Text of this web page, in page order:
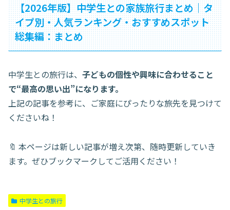
【2026年版】中学生との家族旅行まとめ｜タ
イプ別・人気ランキング・おすすめスポット
総集編：まとめ
中学生との旅行は、 子どもの個性や興味に合わせること
で“最高の思い出”になります。
上記の記事を参考に、ご家庭にぴったりな旅先を見つけて
くださいね！
🔖 本ページは新しい記事が増え次第、随時更新していき
ます。ぜひブックマークしてご活用ください！
中学生との旅行